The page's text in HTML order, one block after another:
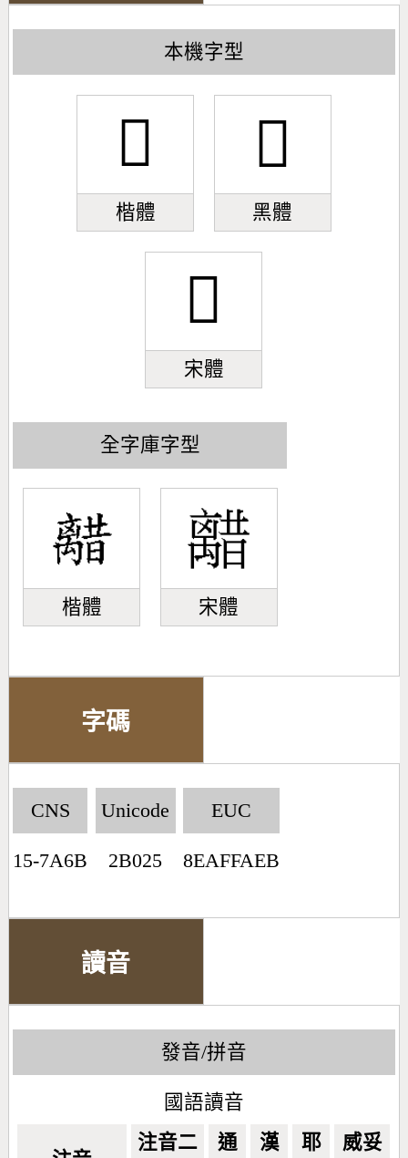
本機字型
𫀥
楷體
𫀥
黑體
𫀥
宋體
全字庫字型
楷體 宋體
字碼
CNS
15-7A6B
Unicode
2B025
EUC
8EAFFAEB
讀音
發音/拼音
國語讀音
注音二 通 漢 耶 威妥